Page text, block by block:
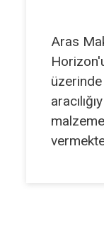
Aras